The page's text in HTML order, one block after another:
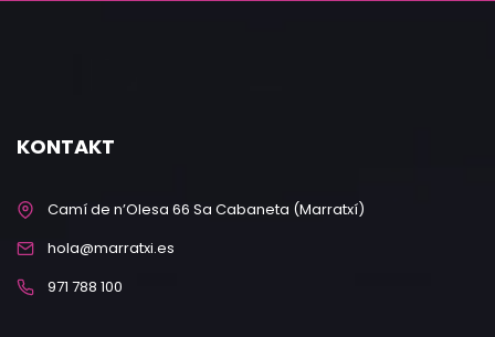
KONTAKT
Camí de n’Olesa 66 Sa Cabaneta (Marratxí)
hola@marratxi.es
971 788 100